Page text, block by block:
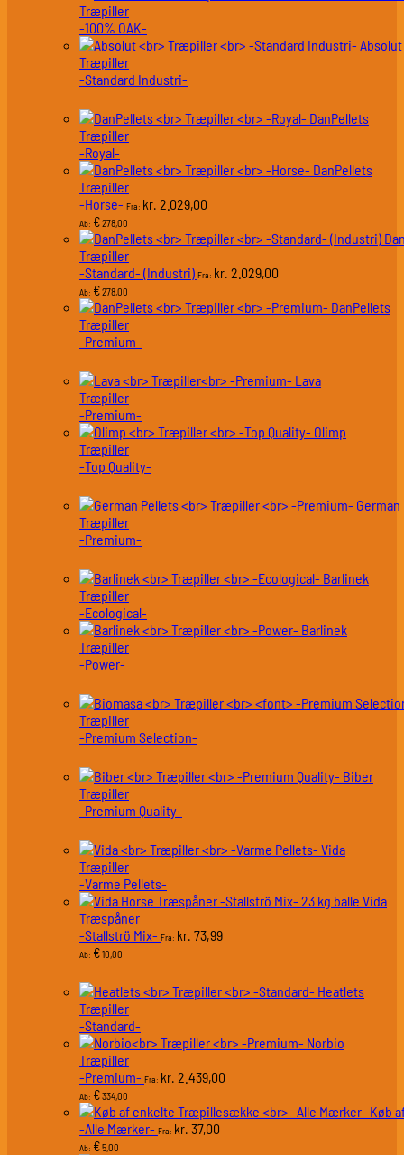
Træpiller
-100% OAK-
Absolut
Træpiller
-Standard Industri-
DanPellets
Træpiller
-Royal-
DanPellets
Træpiller
-Horse- Fra: kr. 2.029,00
Ab: €278,00
Træpiller
-Standard- (Industri) Fra: kr. 2.029,00
Ab: €278,00
DanPellets
Træpiller
-Premium-
Lava
Træpiller
-Premium-
Olimp
Træpiller
-Top Quality-
Træpiller
-Premium-
Barlinek
Træpiller
-Ecological-
Barlinek
Træpiller
-Power-
Træpiller
-Premium Selection-
Biber
Træpiller
-Premium Quality-
Vida
Træpiller
-Varme Pellets-
Vida
Træspåner
-Stallströ Mix- Fra: kr. 73,99
Ab: €10,00
Heatlets
Træpiller
-Standard-
Norbio
Træpiller
-Premium- Fra: kr. 2.439,00
Ab: €334,00
Køb
-Alle Mærker- Fra: kr. 37,00
Ab: €5,00